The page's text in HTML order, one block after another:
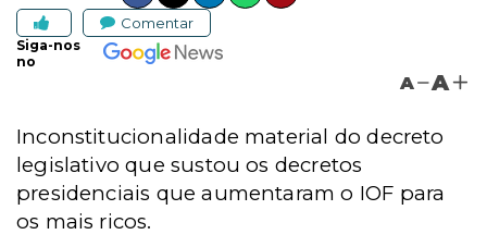
Comentar
Siga-nos
no
A A
Inconstitucionalidade material do decreto
legislativo que sustou os decretos
presidenciais que aumentaram o IOF para
os mais ricos.